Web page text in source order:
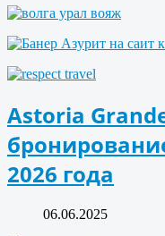
Astoria
2026 года
06.06.2025